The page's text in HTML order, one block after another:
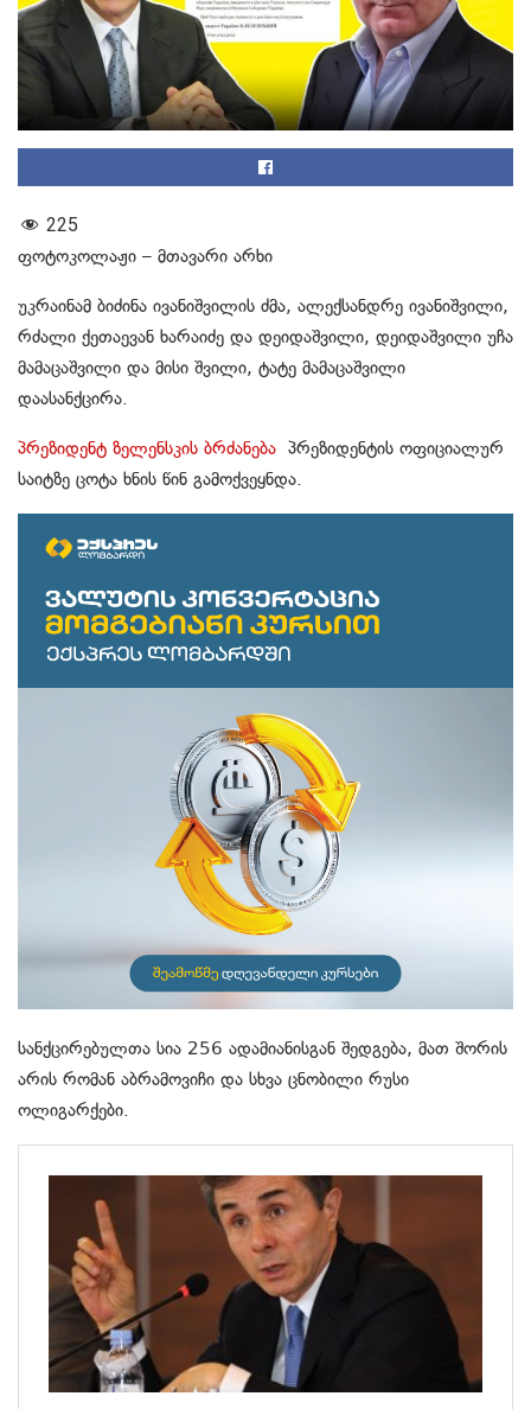
225
ფოტოკოლაჟი – მთავარი არხი
უკრაინამ ბიძინა ივანიშვილის ძმა, ალექსანდრე ივანიშვილი,
რძალი ქეთაევან ხარაიძე და დეიდაშვილი, დეიდაშვილი უჩა
მამაცაშვილი და მისი შვილი, ტატე მამაცაშვილი
დაასანქცირა.
პრეზიდენტ ზელენსკის ბრძანება პრეზიდენტის ოფიციალურ
საიტზე ცოტა ხნის წინ გამოქვეყნდა.
სანქცირებულთა სია 256 ადამიანისგან შედგება, მათ შორის
არის რომან აბრამოვიჩი და სხვა ცნობილი რუსი
ოლიგარქები.